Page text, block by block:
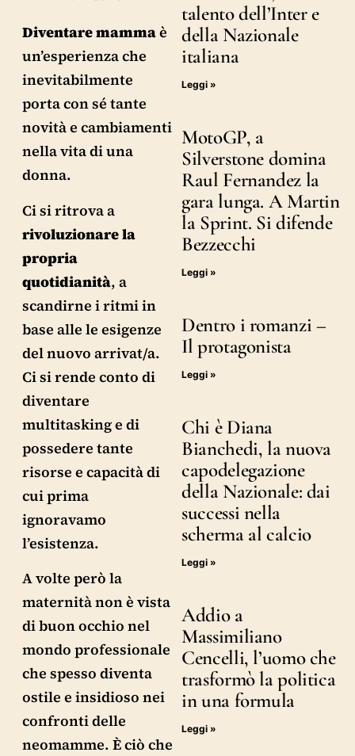
Diventaremammaè
un’esperienza che
inevitabilmente
porta con sé tante
novità e cambiamenti
nella vita di una
donna.
Ci si ritrova a
rivoluzionarela
propria
quotidianità, a
scandirne i ritmi in
base alle le esigenze
del nuovo arrivat/a.
Ci si rende conto di
diventare
multitasking e di
possedere tante
risorse e capacità di
cui prima
ignoravamo
l’esistenza.
A volte però la
maternità non è vista
di buon occhio nel
mondo professionale
che spesso diventa
ostile e insidioso nei
confronti delle
neomamme. È ciò che
talento dell’Inter e
della Nazionale
italiana
Leggi »
MotoGP, a
Silverstone domina
Raul Fernandez la
gara lunga. A Martin
la Sprint. Si difende
Bezzecchi
Leggi »
Dentro i romanzi –
Il protagonista
Leggi »
Chi è Diana
Bianchedi, la nuova
capodelegazione
della Nazionale: dai
successi nella
scherma al calcio
Leggi »
Addio a
Massimiliano
Cencelli, l’uomo che
trasformò la politica
in una formula
Leggi »